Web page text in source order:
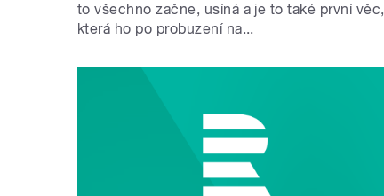
to všechno začne, usíná a je to také první věc,
která ho po probuzení na...